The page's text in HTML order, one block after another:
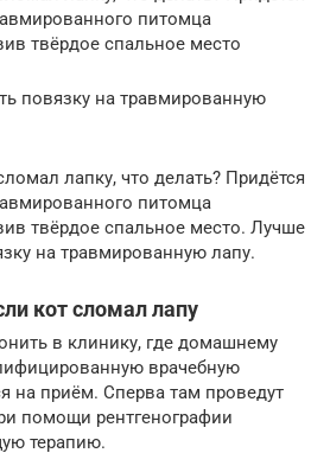
питомца
твёрдое спальное место
повязку на травмированную
лапку, что делать? Придётся
питомца
твёрдое спальное место. Лучше
на травмированную лапу.
кот сломал лапу
в клинику, где домашнему
врачебную
на приём. Сперва там проведут
помощи рентгенографии
терапию.